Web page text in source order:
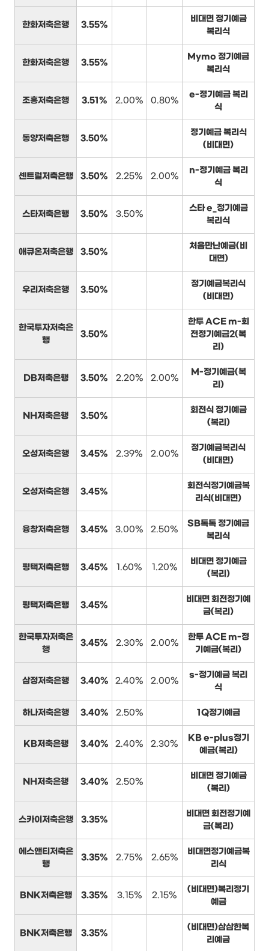
한화저축은행 3.55%
비대면 정기예금
복리식
한화저축은행 3.55%
Mymo 정기예금
복리식
조흥저축은행 3.51% 2.00% 0.80%
e-정기예금 복리
식
동양저축은행 3.50%
정기예금 복리식
(비대면)
센트럴저축은행 3.50% 2.25% 2.00%
n-정기예금 복리
식
스타저축은행 3.50% 3.50%
스타 e_정기예금
복리식
애큐온저축은행 3.50%
처음만난예금(비
대면)
우리저축은행 3.50%
정기예금복리식
(비대면)
한국투자저축은
행
3.50%
한투 ACE m-회
전정기예금2(복
리)
DB저축은행 3.50% 2.20% 2.00%
M-정기예금(복
리)
NH저축은행 3.50%
회전식 정기예금
(복리)
오성저축은행 3.45% 2.39% 2.00%
정기예금복리식
(비대면)
오성저축은행 3.45%
회전식정기예금복
리식(비대면)
융창저축은행 3.45% 3.00% 2.50%
SB톡톡 정기예금
복리식
평택저축은행 3.45% 1.60% 1.20%
비대면 정기예금
(복리)
평택저축은행 3.45%
비대면 회전정기예
금(복리)
한국투자저축은
행
3.45% 2.30% 2.00%
한투 ACE m-정
기예금(복리)
삼정저축은행 3.40% 2.40% 2.00%
s-정기예금 복리
식
하나저축은행 3.40% 2.50% 1Q정기예금
KB저축은행 3.40% 2.40% 2.30%
KB e-plus정기
예금(복리)
NH저축은행 3.40% 2.50%
비대면 정기예금
(복리)
스카이저축은행 3.35%
비대면 회전정기예
금(복리)
에스앤티저축은
행
3.35% 2.75% 2.65%
비대면정기예금복
리식
BNK저축은행 3.35% 3.15% 2.15%
(비대면)복리정기
예금
BNK저축은행 3.35%
(비대면)삼삼한복
리예금